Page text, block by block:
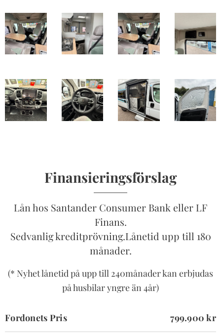
Finansieringsförslag
Lån hos Santander Consumer Bank eller LF
Finans.
Sedvanlig kreditprövning.Lånetid upp till 180
månader.
(* Nyhet lånetid på upp till 240månader kan erbjudas
på husbilar yngre än 4år)
Fordonets Pris
799.900 kr